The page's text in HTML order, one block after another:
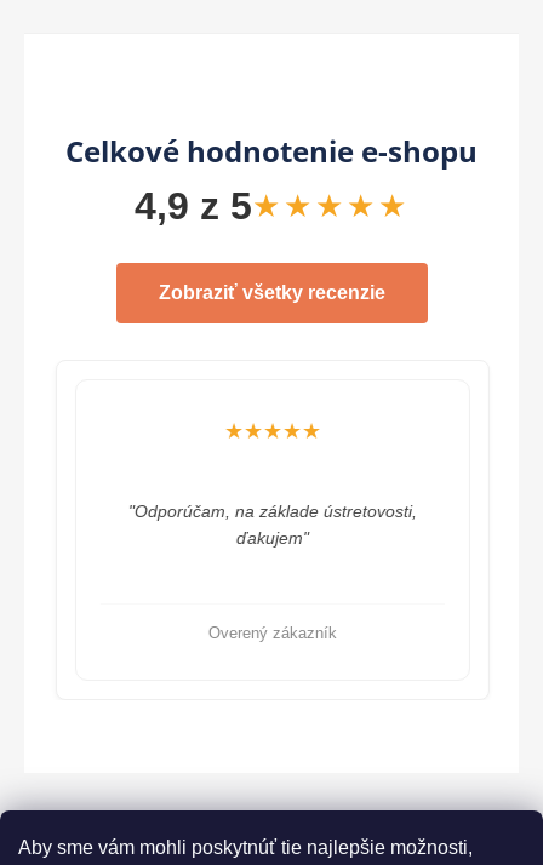
Aby sme vám mohli poskytnúť tie najlepšie možnosti,
Celkové hodnotenie e-shopu
4,9 z 5★★★★★
Zobraziť všetky recenzie
★★★★★
"Odporúčam, na základe ústretovosti,
ďakujem"
Overený zákazník